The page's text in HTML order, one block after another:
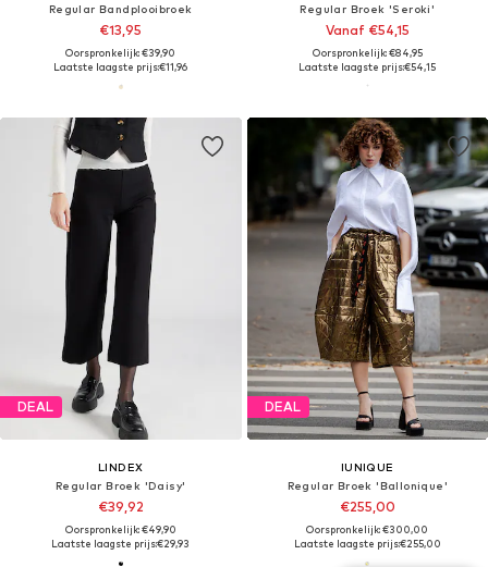
Regular Bandplooibroek
€13,95
Oorspronkelijk: €39,90
Laatste laagste prijs:€11,96
Regular Broek 'Seroki'
Vanaf €54,15
Oorspronkelijk: €84,95
Laatste laagste prijs:€54,15
DEAL
LINDEX
Regular Broek 'Daisy'
€39,92
Oorspronkelijk: €49,90
Laatste laagste prijs:€29,93
DEAL
IUNIQUE
Regular Broek 'Ballonique'
€255,00
Oorspronkelijk: €300,00
Laatste laagste prijs:€255,00